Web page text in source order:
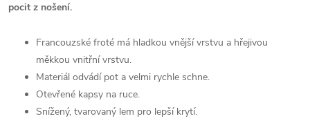
pocit z nošení.
Francouzské froté má hladkou vnější vrstvu a hřejivou
měkkou vnitřní vrstvu.
Materiál odvádí pot a velmi rychle schne.
Otevřené kapsy na ruce.
Snížený, tvarovaný lem pro lepší krytí.